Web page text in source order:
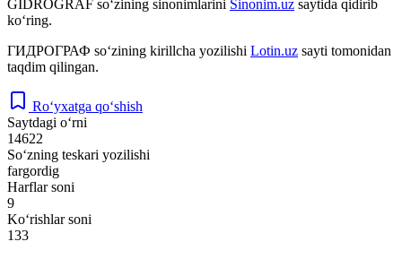
GIDROGRAF so‘zining sinonimlarini Sinonim.uz saytida qidirib
ko‘ring.
ГИДРОГРАФ so‘zining kirillcha yozilishi Lotin.uz sayti tomonidan
taqdim qilingan.
Ro‘yxatga qo‘shish
Saytdagi o‘rni
14622
So‘zning teskari yozilishi
fargordig
Harflar soni
9
Ko‘rishlar soni
133